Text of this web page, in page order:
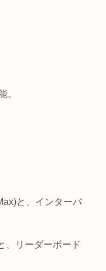
。
と、インターバ
、リーダーボード